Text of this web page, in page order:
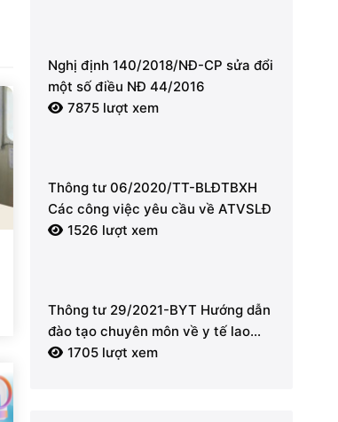
Nghị định 140/2018/NĐ-CP sửa đổi
một số điều NĐ 44/2016
7875 lượt xem
Thông tư 06/2020/TT-BLĐTBXH
Các công việc yêu cầu về ATVSLĐ
1526 lượt xem
Thông tư 29/2021-BYT Hướng dẫn
đào tạo chuyên môn về y tế lao
động1705 lượt xem